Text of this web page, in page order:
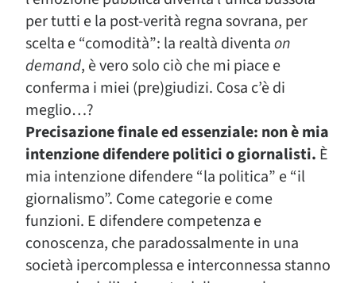
per tutti e la post-verità regna sovrana, per
scelta e “comodità”: la realtà diventaon
demand, è vero solo ciò che mi piace e
conferma i miei (pre)giudizi. Cosa c’è di
meglio…?
Precisazione finale ed essenziale: non è mia
intenzione difendere politici o giornalisti. È
mia intenzione difendere “la politica” e “il
giornalismo”. Come categorie e come
funzioni. E difendere competenza e
conoscenza, che paradossalmente in una
società ipercomplessa e interconnessa stanno